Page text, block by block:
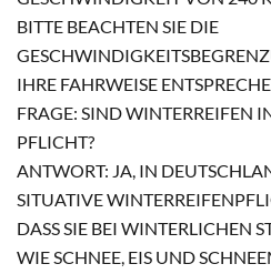
BITTE BEACHTEN SIE DIE
IHRE FAHRWEISE
FRAGE: SIND WINTERREIFEN
PFLICHT?
ANTWORT: JA, IN
SITUATIVE
DASS SIE BEI WINTERLICHEN
IE SCHNEE, EIS UND